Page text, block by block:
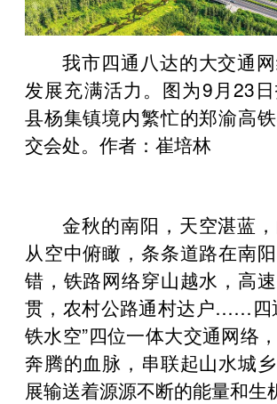
我市四通八达的大交通
发展充满活力。图为9月23
县杨集镇境内繁忙的郑渝高
交会处。作者：崔培林
金秋的南阳，天空湛蓝，
从空中俯瞰，条条道路在南
错，铁路网络穿山越水，高
贯，农村公路通村达户……四
铁水空”四位一体大交通网络
奔腾的血脉，串联起山水城
展输送着源源不断的能量和生